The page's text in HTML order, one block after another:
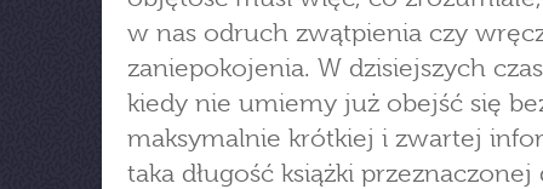
w nas odruch zwątpienia czy
zaniepokojenia. W dzisiejszych
kiedy nie umiemy już obejść się
maksymalnie krótkiej i zwartej
taka długość książki przeznaczonej